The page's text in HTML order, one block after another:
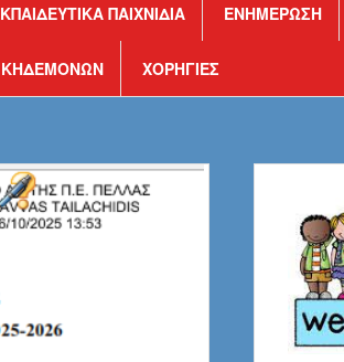
ΠΑΙΧΝΊΔΙΑ ΕΝΗΜΈΡΩΣΗ
ΚΗΔΕΜΌΝΩΝ ΧΟΡΗΓΊΕΣ